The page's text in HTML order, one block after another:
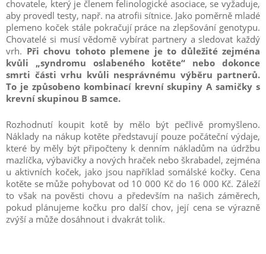
chovatele, který je členem felinologické asociace, se vyžaduje,
aby provedl testy, např. na atrofii sítnice. Jako poměrně mladé
plemeno koček stále pokračují práce na zlepšování genotypu.
Chovatelé si musí vědomě vybírat partnery a sledovat každý
vrh. Při chovu tohoto plemene je to důležité zejména
kvůli „syndromu oslabeného kotěte“ nebo dokonce
smrti části vrhu kvůli nesprávnému výběru partnerů.
To je způsobeno kombinací krevní skupiny A samičky s
krevní skupinou B samce.
Rozhodnutí koupit kotě by mělo být pečlivě promyšleno.
Náklady na nákup kotěte představují pouze počáteční výdaje,
které by měly být připočteny k denním nákladům na údržbu
mazlíčka, výbavičky a nových hraček nebo škrabadel, zejména
u aktivních koček, jako jsou například somálské kočky. Cena
kotěte se může pohybovat od 10 000 Kč do 16 000 Kč. Záleží
to však na pověsti chovu a především na našich záměrech,
pokud plánujeme kočku pro další chov, její cena se výrazně
zvýší a může dosáhnout i dvakrát tolik.